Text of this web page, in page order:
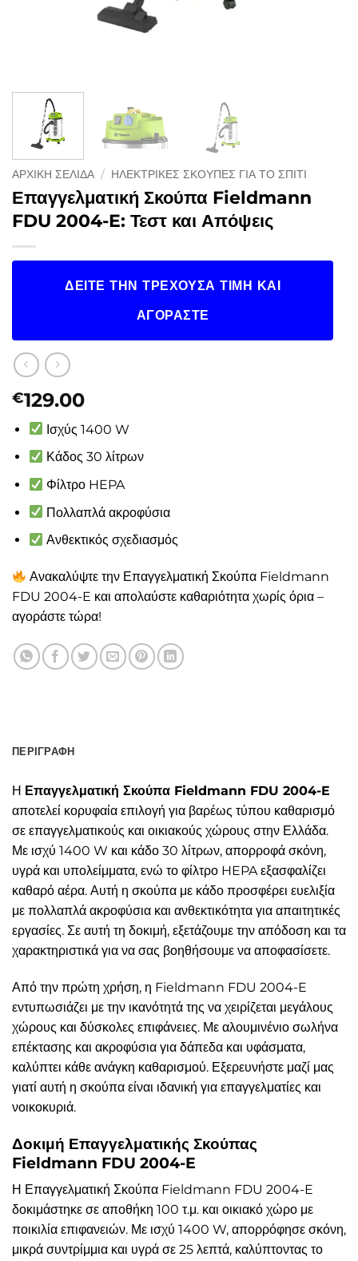
ΑΡΧΙΚΉ ΣΕΛΊΔΑ / ΗΛΕΚΤΡΙΚΈΣ ΣΚΟΎΠΕΣ ΓΙΑ ΤΟ ΣΠΊΤΙ
Επαγγελματική Σκούπα Fieldmann
FDU 2004-E: Τεστ και Απόψεις
ΔΕΊΤΕ ΤΗΝ ΤΡΈΧΟΥΣΑ ΤΙΜΉ ΚΑΙ
ΑΓΟΡΆΣΤΕ
€129.00
Ισχύς 1400 W
Κάδος 30 λίτρων
Φίλτρο HEPA
Πολλαπλά ακροφύσια
Ανθεκτικός σχεδιασμός
Ανακαλύψτε την Επαγγελματική Σκούπα Fieldmann
FDU 2004-E και απολαύστε καθαριότητα χωρίς όρια –
αγοράστε τώρα!
ΠΕΡΙΓΡΑΦΉ
Η Επαγγελματική Σκούπα Fieldmann FDU 2004-E
αποτελεί κορυφαία επιλογή για βαρέως τύπου καθαρισμό
σε επαγγελματικούς και οικιακούς χώρους στην Ελλάδα.
Με ισχύ 1400 W και κάδο 30 λίτρων, απορροφά σκόνη,
υγρά και υπολείμματα, ενώ το φίλτρο HEPA εξασφαλίζει
καθαρό αέρα. Αυτή η σκούπα με κάδο προσφέρει ευελιξία
με πολλαπλά ακροφύσια και ανθεκτικότητα για απαιτητικές
εργασίες. Σε αυτή τη δοκιμή, εξετάζουμε την απόδοση και τα
χαρακτηριστικά για να σας βοηθήσουμε να αποφασίσετε.
Από την πρώτη χρήση, η Fieldmann FDU 2004-E
εντυπωσιάζει με την ικανότητά της να χειρίζεται μεγάλους
χώρους και δύσκολες επιφάνειες. Με αλουμινένιο σωλήνα
επέκτασης και ακροφύσια για δάπεδα και υφάσματα,
καλύπτει κάθε ανάγκη καθαρισμού. Εξερευνήστε μαζί μας
γιατί αυτή η σκούπα είναι ιδανική για επαγγελματίες και
νοικοκυριά.
Δοκιμή Επαγγελματικής Σκούπας
Fieldmann FDU 2004-E
Η Επαγγελματική Σκούπα Fieldmann FDU 2004-E
δοκιμάστηκε σε αποθήκη 100 τ.μ. και οικιακό χώρο με
ποικιλία επιφανειών. Με ισχύ 1400 W, απορρόφησε σκόνη,
μικρά συντρίμμια και υγρά σε 25 λεπτά, καλύπτοντας το